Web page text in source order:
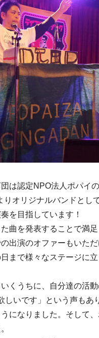
は認定NPO法人ポパイ
りオリジナルバンドとし
を目指しています！
曲を発表することで満
出演のオファーもいた
まで様々なステージに
くうちに、自分達の活
しいです」という声も
になりました。そして